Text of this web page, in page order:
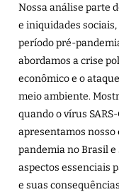
Nossa análise parte
e iniquidades
período pré-
abordamos a crise
econômico e o
meio ambiente.
quando o vírus
apresentamos
pandemia no Brasil
aspectos essenciais
e suas